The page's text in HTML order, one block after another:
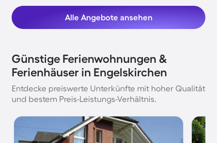
Alle Angebote ansehen
Günstige Ferienwohnungen &
Ferienhäuser in Engelskirchen
Entdecke preiswerte Unterkünfte mit hoher Qualität
und bestem Preis-Leistungs-Verhältnis.